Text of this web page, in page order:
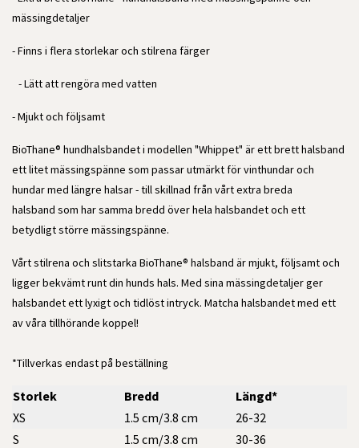
mässingdetaljer
- Finns i flera storlekar och stilrena färger
- Lätt att rengöra med vatten
- Mjukt och följsamt
BioThane® hundhalsbandet i modellen "Whippet" är ett brett halsband
ett litet mässingspänne som passarutmärkt för vinthundar och
hundar med längre halsar - till skillnad från vårtextra breda
halsband som har samma bredd över hela halsbandet och ett
betydligt större mässingspänne.
Vårt stilrena och slitstarka BioThane® halsband är mjukt, följsamt och
ligger bekvämt runt din hunds hals. Med sina mässingdetaljer ger
halsbandet ett lyxigt och tidlöst intryck. Matcha halsbandet med ett
av våra tillhörande koppel!
*Tillverkas endast på beställning
Storlek Bredd
Längd*
XS
1.5 cm/3.8 cm
26-32
S
1.5 cm/3.8 cm
30-36